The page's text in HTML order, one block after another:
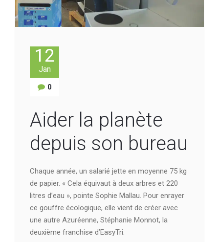
12
Jan
0
Aider la planète
depuis son bureau
Chaque année, un salarié jette en moyenne 75 kg
de papier. « Cela équivaut à deux arbres et 220
litres d’eau », pointe Sophie Mallau. Pour enrayer
ce gouffre écologique, elle vient de créer avec
une autre Azuréenne, Stéphanie Monnot, la
deuxième franchise d’EasyTri.